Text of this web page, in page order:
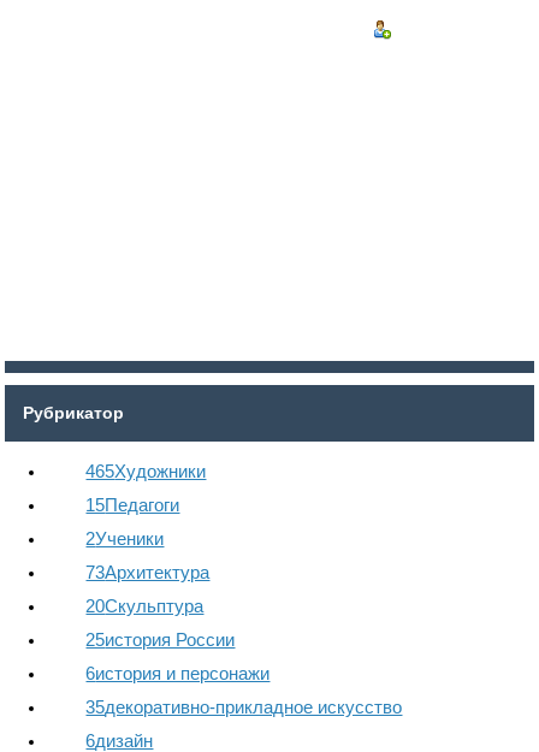
Рубрикатор
465Художники
15Педагоги
2Ученики
73Архитектура
20Скульптура
25история России
6история и персонажи
35декоративно-прикладное искусство
6дизайн